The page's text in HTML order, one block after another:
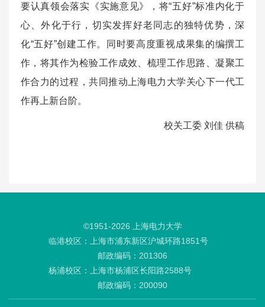
要认真领会落实《实施意见》，将“五好”标准内化于
心、外化于行，切实发挥好老同志的独特优势，深
化“五好”创建工作。同时要高度重视成果集的编撰工
作，将其作为检验工作成效、梳理工作思路、凝聚工
作合力的过程，共同推动上海电力大学关心下一代工
作再上新台阶。
校关工委 刘佳 供稿
©1951-2026 上海电力大学
临港校区：上海市浦东新区沪城环路1851号
邮政编码：201306
杨浦校区：上海市杨浦区长阳路2588号
邮政编码：200090